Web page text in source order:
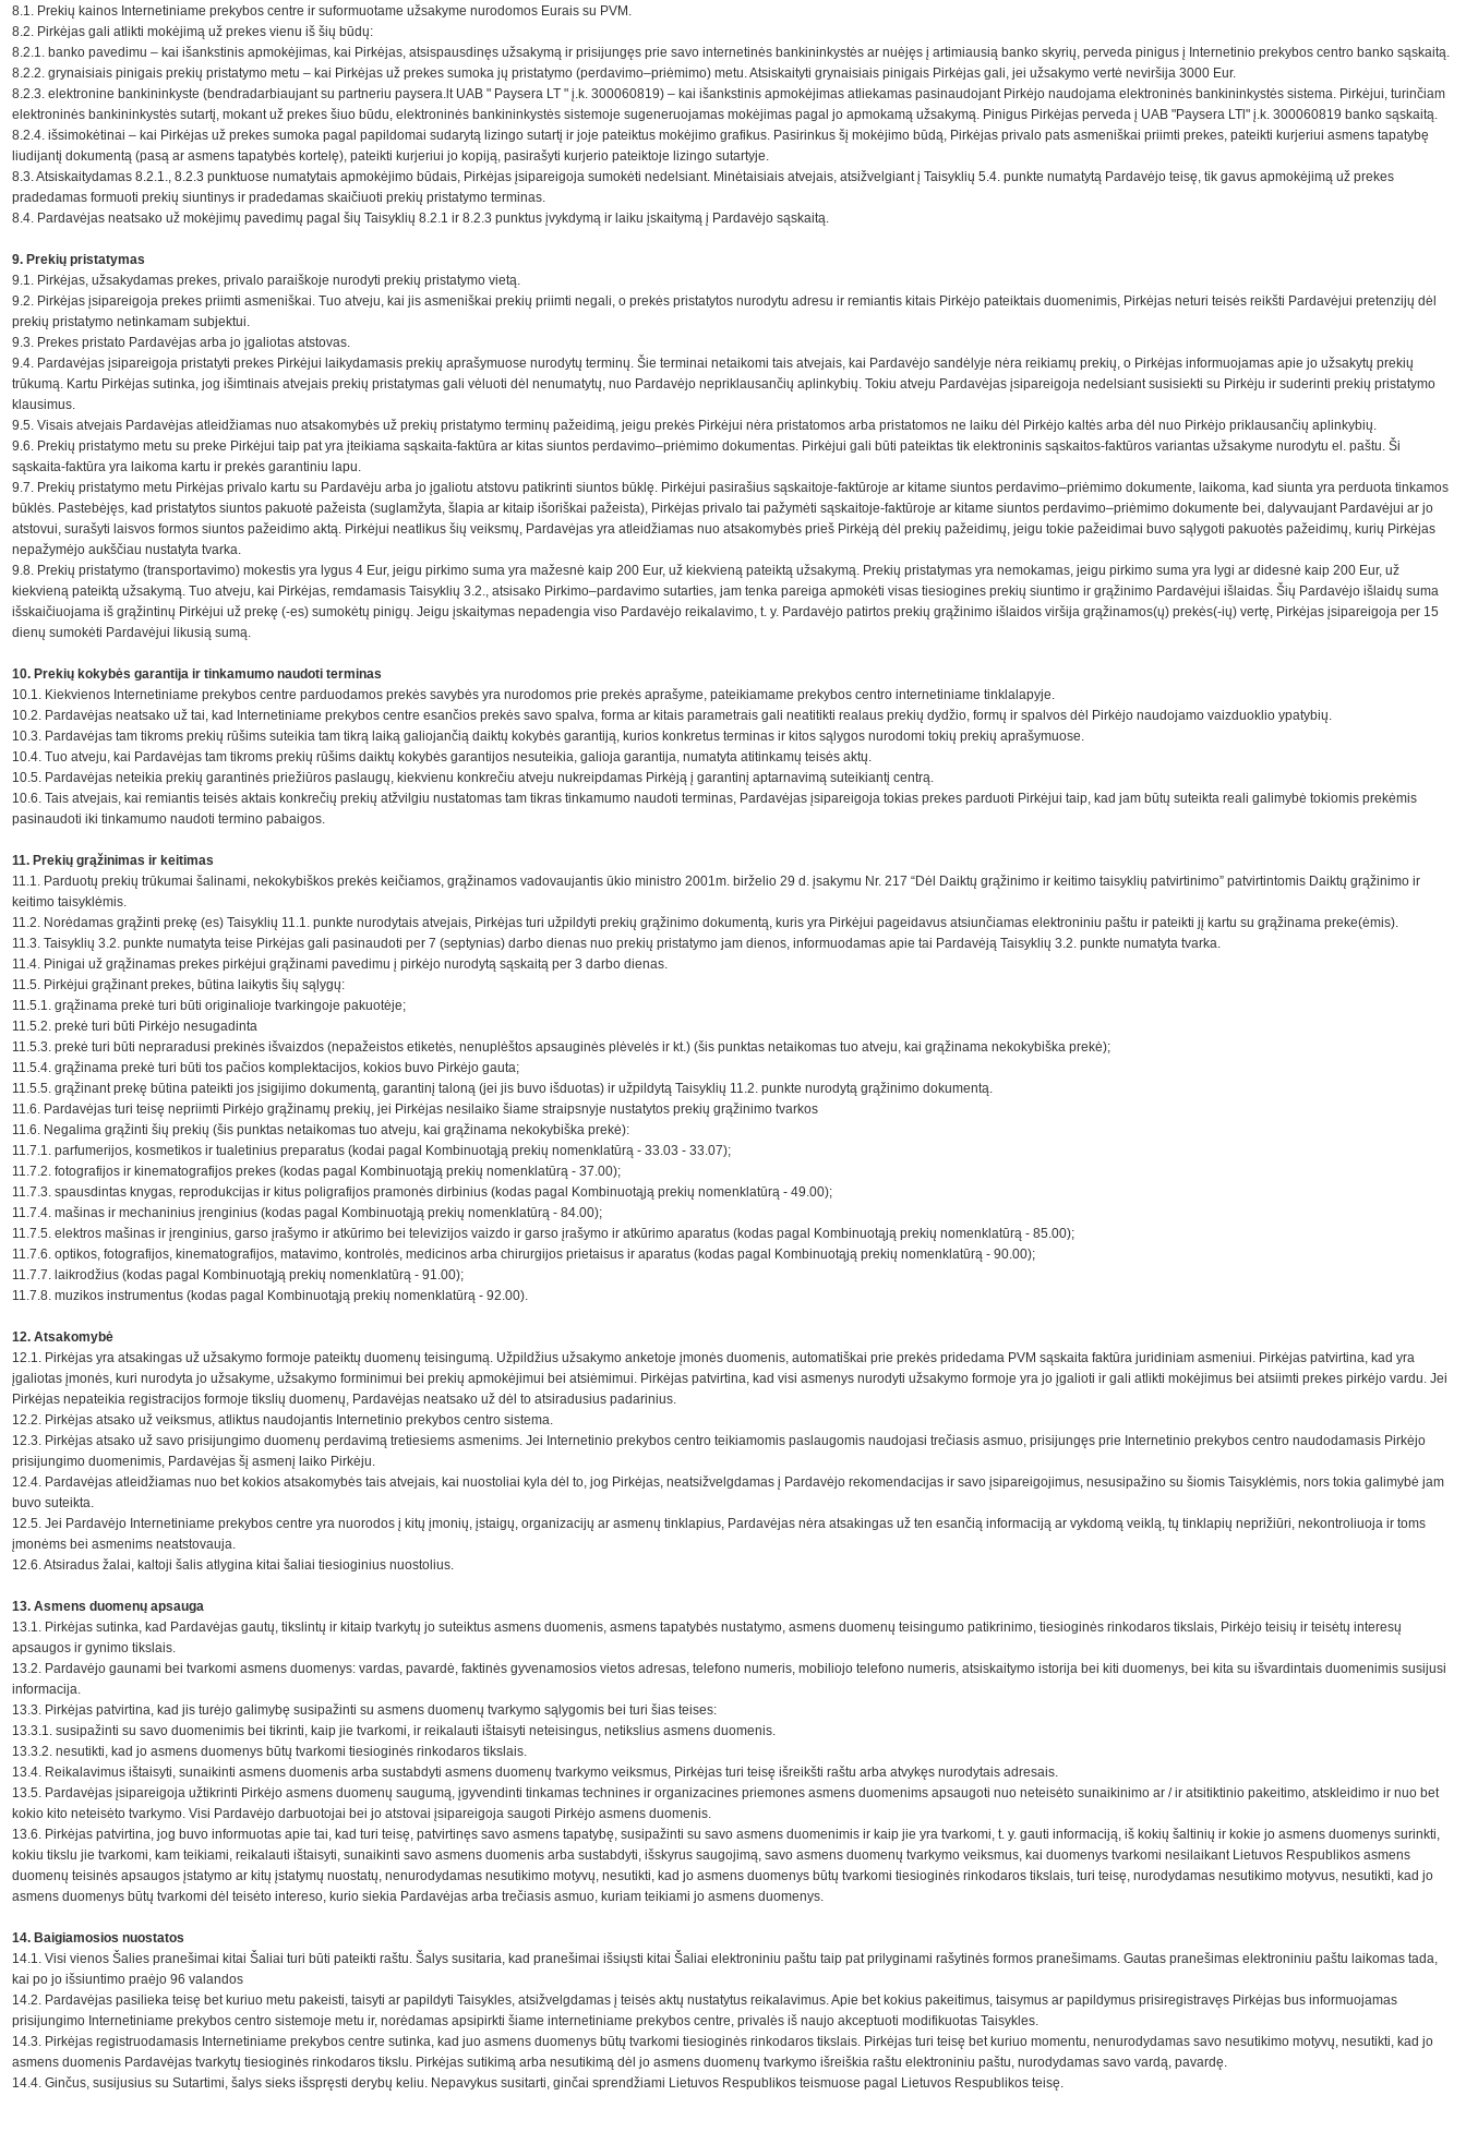
8.1. Prekių kainos Internetiniame prekybos centre ir suformuotame užsakyme nurodomos Eurais su PVM.
8.2. Pirkėjas gali atlikti mokėjimą už prekes vienu iš šių būdų:
8.2.1. banko pavedimu – kai išankstinis apmokėjimas, kai Pirkėjas, atsispausdinęs užsakymą ir prisijungęs prie savo internetinės bankininkystės ar nuėjęs į artimiausią banko skyrių, perveda pinigus į Internetinio prekybos centro banko sąskaitą.
8.2.2. grynaisiais pinigais prekių pristatymo metu – kai Pirkėjas už prekes sumoka jų pristatymo (perdavimo–priėmimo) metu. Atsiskaityti grynaisiais pinigais Pirkėjas gali, jei užsakymo vertė neviršija 3000 Eur.
8.2.3. elektronine bankininkyste (bendradarbiaujant su partneriu paysera.lt UAB " Paysera LT " į.k. 300060819) – kai išankstinis apmokėjimas atliekamas pasinaudojant Pirkėjo naudojama elektroninės bankininkystės sistema. Pirkėjui, turinčiam
elektroninės bankininkystės sutartį, mokant už prekes šiuo būdu, elektroninės bankininkystės sistemoje sugeneruojamas mokėjimas pagal jo apmokamą užsakymą. Pinigus Pirkėjas perveda į UAB "Paysera LTl" į.k. 300060819 banko sąskaitą.
8.2.4. išsimokėtinai – kai Pirkėjas už prekes sumoka pagal papildomai sudarytą lizingo sutartį ir joje pateiktus mokėjimo grafikus. Pasirinkus šį mokėjimo būdą, Pirkėjas privalo pats asmeniškai priimti prekes, pateikti kurjeriui asmens tapatybę
liudijantį dokumentą (pasą ar asmens tapatybės kortelę), pateikti kurjeriui jo kopiją, pasirašyti kurjerio pateiktoje lizingo sutartyje.
8.3. Atsiskaitydamas 8.2.1., 8.2.3 punktuose numatytais apmokėjimo būdais, Pirkėjas įsipareigoja sumokėti nedelsiant. Minėtaisiais atvejais, atsižvelgiant į Taisyklių 5.4. punkte numatytą Pardavėjo teisę, tik gavus apmokėjimą už prekes
pradedamas formuoti prekių siuntinys ir pradedamas skaičiuoti prekių pristatymo terminas.
8.4. Pardavėjas neatsako už mokėjimų pavedimų pagal šių Taisyklių 8.2.1 ir 8.2.3 punktus įvykdymą ir laiku įskaitymą į Pardavėjo sąskaitą.
9. Prekių pristatymas
9.1. Pirkėjas, užsakydamas prekes, privalo paraiškoje nurodyti prekių pristatymo vietą.
9.2. Pirkėjas įsipareigoja prekes priimti asmeniškai. Tuo atveju, kai jis asmeniškai prekių priimti negali, o prekės pristatytos nurodytu adresu ir remiantis kitais Pirkėjo pateiktais duomenimis, Pirkėjas neturi teisės reikšti Pardavėjui pretenzijų dėl
prekių pristatymo netinkamam subjektui.
9.3. Prekes pristato Pardavėjas arba jo įgaliotas atstovas.
9.4. Pardavėjas įsipareigoja pristatyti prekes Pirkėjui laikydamasis prekių aprašymuose nurodytų terminų. Šie terminai netaikomi tais atvejais, kai Pardavėjo sandėlyje nėra reikiamų prekių, o Pirkėjas informuojamas apie jo užsakytų prekių
trūkumą. Kartu Pirkėjas sutinka, jog išimtinais atvejais prekių pristatymas gali vėluoti dėl nenumatytų, nuo Pardavėjo nepriklausančių aplinkybių. Tokiu atveju Pardavėjas įsipareigoja nedelsiant susisiekti su Pirkėju ir suderinti prekių pristatymo
klausimus.
9.5. Visais atvejais Pardavėjas atleidžiamas nuo atsakomybės už prekių pristatymo terminų pažeidimą, jeigu prekės Pirkėjui nėra pristatomos arba pristatomos ne laiku dėl Pirkėjo kaltės arba dėl nuo Pirkėjo priklausančių aplinkybių.
9.6. Prekių pristatymo metu su preke Pirkėjui taip pat yra įteikiama sąskaita-faktūra ar kitas siuntos perdavimo–priėmimo dokumentas. Pirkėjui gali būti pateiktas tik elektroninis sąskaitos-faktūros variantas užsakyme nurodytu el. paštu. Ši
sąskaita-faktūra yra laikoma kartu ir prekės garantiniu lapu.
9.7. Prekių pristatymo metu Pirkėjas privalo kartu su Pardavėju arba jo įgaliotu atstovu patikrinti siuntos būklę. Pirkėjui pasirašius sąskaitoje-faktūroje ar kitame siuntos perdavimo–priėmimo dokumente, laikoma, kad siunta yra perduota tinkamos
būklės. Pastebėjęs, kad pristatytos siuntos pakuotė pažeista (suglamžyta, šlapia ar kitaip išoriškai pažeista), Pirkėjas privalo tai pažymėti sąskaitoje-faktūroje ar kitame siuntos perdavimo–priėmimo dokumente bei, dalyvaujant Pardavėjui ar jo
atstovui, surašyti laisvos formos siuntos pažeidimo aktą. Pirkėjui neatlikus šių veiksmų, Pardavėjas yra atleidžiamas nuo atsakomybės prieš Pirkėją dėl prekių pažeidimų, jeigu tokie pažeidimai buvo sąlygoti pakuotės pažeidimų, kurių Pirkėjas
nepažymėjo aukščiau nustatyta tvarka.
9.8. Prekių pristatymo (transportavimo) mokestis yra lygus 4 Eur, jeigu pirkimo suma yra mažesnė kaip 200 Eur, už kiekvieną pateiktą užsakymą. Prekių pristatymas yra nemokamas, jeigu pirkimo suma yra lygi ar didesnė kaip 200 Eur, už
kiekvieną pateiktą užsakymą. Tuo atveju, kai Pirkėjas, remdamasis Taisyklių 3.2., atsisako Pirkimo–pardavimo sutarties, jam tenka pareiga apmokėti visas tiesiogines prekių siuntimo ir grąžinimo Pardavėjui išlaidas. Šių Pardavėjo išlaidų suma
išskaičiuojama iš grąžintinų Pirkėjui už prekę (-es) sumokėtų pinigų. Jeigu įskaitymas nepadengia viso Pardavėjo reikalavimo, t. y. Pardavėjo patirtos prekių grąžinimo išlaidos viršija grąžinamos(ų) prekės(-ių) vertę, Pirkėjas įsipareigoja per 15
dienų sumokėti Pardavėjui likusią sumą.
10. Prekių kokybės garantija ir tinkamumo naudoti terminas
10.1. Kiekvienos Internetiniame prekybos centre parduodamos prekės savybės yra nurodomos prie prekės aprašyme, pateikiamame prekybos centro internetiniame tinklalapyje.
10.2. Pardavėjas neatsako už tai, kad Internetiniame prekybos centre esančios prekės savo spalva, forma ar kitais parametrais gali neatitikti realaus prekių dydžio, formų ir spalvos dėl Pirkėjo naudojamo vaizduoklio ypatybių.
10.3. Pardavėjas tam tikroms prekių rūšims suteikia tam tikrą laiką galiojančią daiktų kokybės garantiją, kurios konkretus terminas ir kitos sąlygos nurodomi tokių prekių aprašymuose.
10.4. Tuo atveju, kai Pardavėjas tam tikroms prekių rūšims daiktų kokybės garantijos nesuteikia, galioja garantija, numatyta atitinkamų teisės aktų.
10.5. Pardavėjas neteikia prekių garantinės priežiūros paslaugų, kiekvienu konkrečiu atveju nukreipdamas Pirkėją į garantinį aptarnavimą suteikiantį centrą.
10.6. Tais atvejais, kai remiantis teisės aktais konkrečių prekių atžvilgiu nustatomas tam tikras tinkamumo naudoti terminas, Pardavėjas įsipareigoja tokias prekes parduoti Pirkėjui taip, kad jam būtų suteikta reali galimybė tokiomis prekėmis
pasinaudoti iki tinkamumo naudoti termino pabaigos.
11. Prekių grąžinimas ir keitimas
11.1. Parduotų prekių trūkumai šalinami, nekokybiškos prekės keičiamos, grąžinamos vadovaujantis ūkio ministro 2001m. birželio 29 d. įsakymu Nr. 217 “Dėl Daiktų grąžinimo ir keitimo taisyklių patvirtinimo” patvirtintomis Daiktų grąžinimo ir
keitimo taisyklėmis.
11.2. Norėdamas grąžinti prekę (es) Taisyklių 11.1. punkte nurodytais atvejais, Pirkėjas turi užpildyti prekių grąžinimo dokumentą, kuris yra Pirkėjui pageidavus atsiunčiamas elektroniniu paštu ir pateikti jį kartu su grąžinama preke(ėmis).
11.3. Taisyklių 3.2. punkte numatyta teise Pirkėjas gali pasinaudoti per 7 (septynias) darbo dienas nuo prekių pristatymo jam dienos, informuodamas apie tai Pardavėją Taisyklių 3.2. punkte numatyta tvarka.
11.4. Pinigai už grąžinamas prekes pirkėjui grąžinami pavedimu į pirkėjo nurodytą sąskaitą per 3 darbo dienas.
11.5. Pirkėjui grąžinant prekes, būtina laikytis šių sąlygų:
11.5.1. grąžinama prekė turi būti originalioje tvarkingoje pakuotėje;
11.5.2. prekė turi būti Pirkėjo nesugadinta
11.5.3. prekė turi būti nepraradusi prekinės išvaizdos (nepažeistos etiketės, nenuplėštos apsauginės plėvelės ir kt.) (šis punktas netaikomas tuo atveju, kai grąžinama nekokybiška prekė);
11.5.4. grąžinama prekė turi būti tos pačios komplektacijos, kokios buvo Pirkėjo gauta;
11.5.5. grąžinant prekę būtina pateikti jos įsigijimo dokumentą, garantinį taloną (jei jis buvo išduotas) ir užpildytą Taisyklių 11.2. punkte nurodytą grąžinimo dokumentą.
11.6. Pardavėjas turi teisę nepriimti Pirkėjo grąžinamų prekių, jei Pirkėjas nesilaiko šiame straipsnyje nustatytos prekių grąžinimo tvarkos
11.6. Negalima grąžinti šių prekių (šis punktas netaikomas tuo atveju, kai grąžinama nekokybiška prekė):
11.7.1. parfumerijos, kosmetikos ir tualetinius preparatus (kodai pagal Kombinuotąją prekių nomenklatūrą - 33.03 - 33.07);
11.7.2. fotografijos ir kinematografijos prekes (kodas pagal Kombinuotąją prekių nomenklatūrą - 37.00);
11.7.3. spausdintas knygas, reprodukcijas ir kitus poligrafijos pramonės dirbinius (kodas pagal Kombinuotąją prekių nomenklatūrą - 49.00);
11.7.4. mašinas ir mechaninius įrenginius (kodas pagal Kombinuotąją prekių nomenklatūrą - 84.00);
11.7.5. elektros mašinas ir įrenginius, garso įrašymo ir atkūrimo bei televizijos vaizdo ir garso įrašymo ir atkūrimo aparatus (kodas pagal Kombinuotąją prekių nomenklatūrą - 85.00);
11.7.6. optikos, fotografijos, kinematografijos, matavimo, kontrolės, medicinos arba chirurgijos prietaisus ir aparatus (kodas pagal Kombinuotąją prekių nomenklatūrą - 90.00);
11.7.7. laikrodžius (kodas pagal Kombinuotąją prekių nomenklatūrą - 91.00);
11.7.8. muzikos instrumentus (kodas pagal Kombinuotąją prekių nomenklatūrą - 92.00).
12. Atsakomybė
12.1. Pirkėjas yra atsakingas už užsakymo formoje pateiktų duomenų teisingumą. Užpildžius užsakymo anketoje įmonės duomenis, automatiškai prie prekės pridedama PVM sąskaita faktūra juridiniam asmeniui. Pirkėjas patvirtina, kad yra
įgaliotas įmonės, kuri nurodyta jo užsakyme, užsakymo forminimui bei prekių apmokėjimui bei atsiėmimui. Pirkėjas patvirtina, kad visi asmenys nurodyti užsakymo formoje yra jo įgalioti ir gali atlikti mokėjimus bei atsiimti prekes pirkėjo vardu. Jei
Pirkėjas nepateikia registracijos formoje tikslių duomenų, Pardavėjas neatsako už dėl to atsiradusius padarinius.
12.2. Pirkėjas atsako už veiksmus, atliktus naudojantis Internetinio prekybos centro sistema.
12.3. Pirkėjas atsako už savo prisijungimo duomenų perdavimą tretiesiems asmenims. Jei Internetinio prekybos centro teikiamomis paslaugomis naudojasi trečiasis asmuo, prisijungęs prie Internetinio prekybos centro naudodamasis Pirkėjo
prisijungimo duomenimis, Pardavėjas šį asmenį laiko Pirkėju.
12.4. Pardavėjas atleidžiamas nuo bet kokios atsakomybės tais atvejais, kai nuostoliai kyla dėl to, jog Pirkėjas, neatsižvelgdamas į Pardavėjo rekomendacijas ir savo įsipareigojimus, nesusipažino su šiomis Taisyklėmis, nors tokia galimybė jam
buvo suteikta.
12.5. Jei Pardavėjo Internetiniame prekybos centre yra nuorodos į kitų įmonių, įstaigų, organizacijų ar asmenų tinklapius, Pardavėjas nėra atsakingas už ten esančią informaciją ar vykdomą veiklą, tų tinklapių neprižiūri, nekontroliuoja ir toms
įmonėms bei asmenims neatstovauja.
12.6. Atsiradus žalai, kaltoji šalis atlygina kitai šaliai tiesioginius nuostolius.
13. Asmens duomenų apsauga
13.1. Pirkėjas sutinka, kad Pardavėjas gautų, tikslintų ir kitaip tvarkytų jo suteiktus asmens duomenis, asmens tapatybės nustatymo, asmens duomenų teisingumo patikrinimo, tiesioginės rinkodaros tikslais, Pirkėjo teisių ir teisėtų interesų
apsaugos ir gynimo tikslais.
13.2. Pardavėjo gaunami bei tvarkomi asmens duomenys: vardas, pavardė, faktinės gyvenamosios vietos adresas, telefono numeris, mobiliojo telefono numeris, atsiskaitymo istorija bei kiti duomenys, bei kita su išvardintais duomenimis susijusi
informacija.
13.3. Pirkėjas patvirtina, kad jis turėjo galimybę susipažinti su asmens duomenų tvarkymo sąlygomis bei turi šias teises:
13.3.1. susipažinti su savo duomenimis bei tikrinti, kaip jie tvarkomi, ir reikalauti ištaisyti neteisingus, netikslius asmens duomenis.
13.3.2. nesutikti, kad jo asmens duomenys būtų tvarkomi tiesioginės rinkodaros tikslais.
13.4. Reikalavimus ištaisyti, sunaikinti asmens duomenis arba sustabdyti asmens duomenų tvarkymo veiksmus, Pirkėjas turi teisę išreikšti raštu arba atvykęs nurodytais adresais.
13.5. Pardavėjas įsipareigoja užtikrinti Pirkėjo asmens duomenų saugumą, įgyvendinti tinkamas technines ir organizacines priemones asmens duomenims apsaugoti nuo neteisėto sunaikinimo ar / ir atsitiktinio pakeitimo, atskleidimo ir nuo bet
kokio kito neteisėto tvarkymo. Visi Pardavėjo darbuotojai bei jo atstovai įsipareigoja saugoti Pirkėjo asmens duomenis.
13.6. Pirkėjas patvirtina, jog buvo informuotas apie tai, kad turi teisę, patvirtinęs savo asmens tapatybę, susipažinti su savo asmens duomenimis ir kaip jie yra tvarkomi, t. y. gauti informaciją, iš kokių šaltinių ir kokie jo asmens duomenys surinkti,
kokiu tikslu jie tvarkomi, kam teikiami, reikalauti ištaisyti, sunaikinti savo asmens duomenis arba sustabdyti, išskyrus saugojimą, savo asmens duomenų tvarkymo veiksmus, kai duomenys tvarkomi nesilaikant Lietuvos Respublikos asmens
duomenų teisinės apsaugos įstatymo ar kitų įstatymų nuostatų, nenurodydamas nesutikimo motyvų, nesutikti, kad jo asmens duomenys būtų tvarkomi tiesioginės rinkodaros tikslais, turi teisę, nurodydamas nesutikimo motyvus, nesutikti, kad jo
asmens duomenys būtų tvarkomi dėl teisėto intereso, kurio siekia Pardavėjas arba trečiasis asmuo, kuriam teikiami jo asmens duomenys.
14. Baigiamosios nuostatos
14.1. Visi vienos Šalies pranešimai kitai Šaliai turi būti pateikti raštu. Šalys susitaria, kad pranešimai išsiųsti kitai Šaliai elektroniniu paštu taip pat prilyginami rašytinės formos pranešimams. Gautas pranešimas elektroniniu paštu laikomas tada,
kai po jo išsiuntimo praėjo 96 valandos
14.2. Pardavėjas pasilieka teisę bet kuriuo metu pakeisti, taisyti ar papildyti Taisykles, atsižvelgdamas į teisės aktų nustatytus reikalavimus. Apie bet kokius pakeitimus, taisymus ar papildymus prisiregistravęs Pirkėjas bus informuojamas
prisijungimo Internetiniame prekybos centro sistemoje metu ir, norėdamas apsipirkti šiame internetiniame prekybos centre, privalės iš naujo akceptuoti modifikuotas Taisykles.
14.3. Pirkėjas registruodamasis Internetiniame prekybos centre sutinka, kad juo asmens duomenys būtų tvarkomi tiesioginės rinkodaros tikslais. Pirkėjas turi teisę bet kuriuo momentu, nenurodydamas savo nesutikimo motyvų, nesutikti, kad jo
asmens duomenis Pardavėjas tvarkytų tiesioginės rinkodaros tikslu. Pirkėjas sutikimą arba nesutikimą dėl jo asmens duomenų tvarkymo išreiškia raštu elektroniniu paštu, nurodydamas savo vardą, pavardę.
14.4. Ginčus, susijusius su Sutartimi, šalys sieks išspręsti derybų keliu. Nepavykus susitarti, ginčai sprendžiami Lietuvos Respublikos teismuose pagal Lietuvos Respublikos teisę.